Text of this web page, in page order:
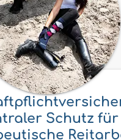
Schutz für